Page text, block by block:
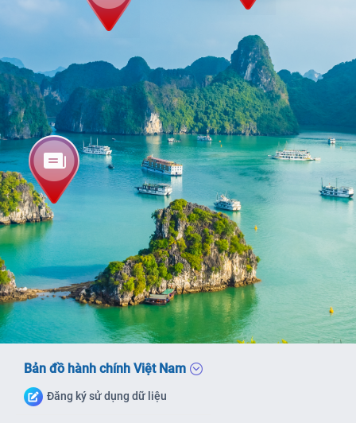
Bản đồ hành chính Việt Nam
Đăng ký sử dụng dữ liệu